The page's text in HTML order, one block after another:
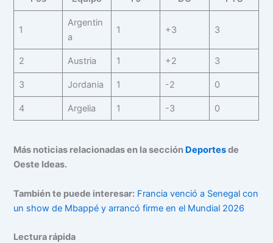
1
Argentin
a
1 +3 3
2 Austria 1 +2 3
3 Jordania 1 -2 0
4 Argelia 1 -3 0
Más noticias relacionadas en la sección Deportesde
Oeste Ideas.
También te puede interesar: Francia venció a Senegal con
un show de Mbappé y arrancó firme en el Mundial 2026
Lectura rápida